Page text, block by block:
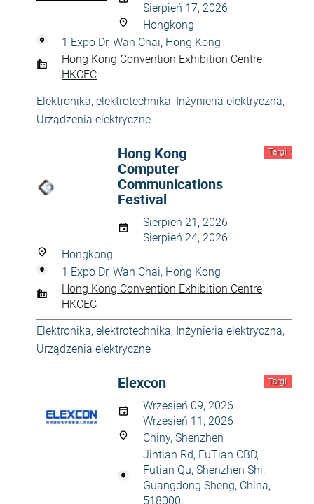
Sierpień 17, 2026
Hongkong
1 Expo Dr, Wan Chai, Hong Kong
Hong Kong Convention Exhibition Centre
HKCEC
Elektronika, elektrotechnika, Inżynieria elektryczna,
Urządzenia elektryczne
Targi
Hong Kong
Computer
Communications
Festival
Sierpień 21, 2026
Sierpień 24, 2026
Hongkong
1 Expo Dr, Wan Chai, Hong Kong
Hong Kong Convention Exhibition Centre
HKCEC
Elektronika, elektrotechnika, Inżynieria elektryczna,
Urządzenia elektryczne
Targi
Elexcon
Wrzesień 09, 2026
Wrzesień 11, 2026
Chiny, Shenzhen
Jintian Rd, FuTian CBD,
Futian Qu, Shenzhen Shi,
Guangdong Sheng, China,
518000